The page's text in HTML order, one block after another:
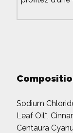
Sodium
Leaf Oil*,
Centaura